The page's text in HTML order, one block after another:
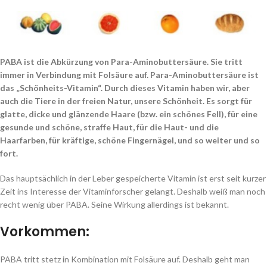
PABA ist die Abkürzung von Para-Aminobuttersäure. Sie tritt
immer in Verbindung mit Folsäure auf. Para-Aminobuttersäure ist
das „Schönheits-Vitamin“. Durch dieses Vitamin haben wir, aber
auch die Tiere in der freien Natur, unsere Schönheit. Es sorgt für
glatte, dicke und glänzende Haare (bzw. ein schönes Fell), für eine
gesunde und schöne, straffe Haut, für die Haut- und die
Haarfarben, für kräftige, schöne Fingernägel, und so weiter und so
fort.
Das hauptsächlich in der Leber gespeicherte Vitamin ist erst seit kurzer
Zeit ins Interesse der Vitaminforscher gelangt. Deshalb weiß man noch
recht wenig über PABA. Seine Wirkung allerdings ist bekannt.
Vorkommen:
PABA tritt stetz in Kombination mit Folsäure auf. Deshalb geht man